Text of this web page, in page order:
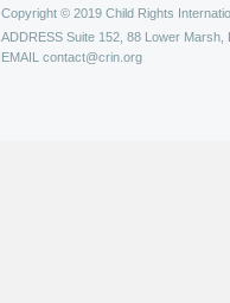
Copyright © 2019 Child Rights
ADDRESS Suite 152, 88 Lower Marsh,
EMAIL contact@crin.org